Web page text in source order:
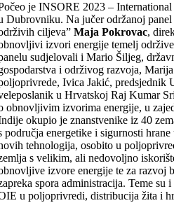
je INSORE 2023 –
Dubrovniku. Na jučer održanoj
ciljeva”Maja Pokrovac,
izvori energije temelj
sudjelovali i Mario Šiljeg,
i održivog razvoja,
Ivica Jakić, predsjednik
u Hrvatskoj Raj Kumar
obnovljivim izvorima energije, u
okupio je znanstvenike iz 40
područja energetike i sigurnosti
tehnologija, osobito u
s velikim, ali nedovoljno
izvore energije te za razvoj
spora administracija. Teme su
u poljoprivredi, distribucija žita i